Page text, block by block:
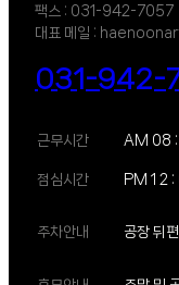
팩스 : 031-942-7057
대표 메일 :
031-942-
근무시간
점심시간
AM 08
PM 1 2
주차안내 공장 뒤